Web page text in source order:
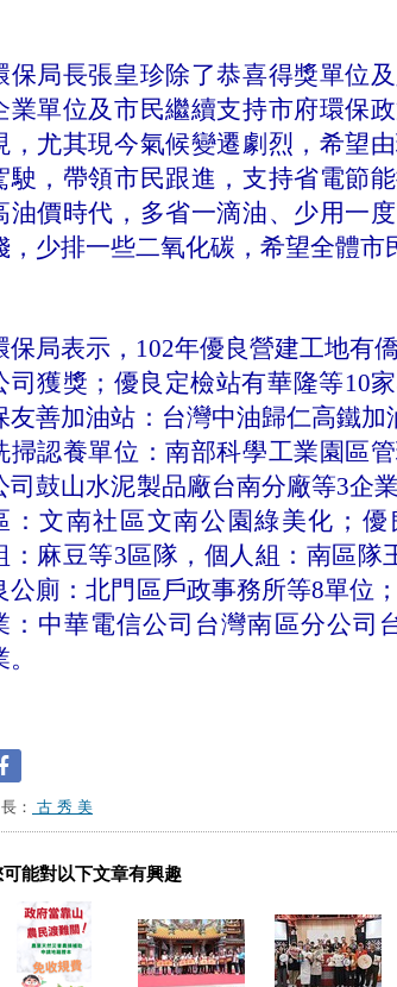
保局長張皇珍除了恭喜得獎單位
業單位及市民繼續支持市府環保
，尤其現今氣候變遷劇烈，希望
駛，帶領市民跟進，支持省電節
油價時代，多省一滴油、少用一
，少排一些二氧化碳，希望全體市
保局表示， 102年優良營建工地有
司獲獎；優良定檢站有華隆等10
友善加油站：台灣中油歸仁高鐵加
掃認養單位：南部科學工業園區
司鼓山水泥製品廠台南分廠等3企
：文南社區文南公園綠美化；優
：麻豆等3區隊，個人組：南區隊
公廁：北門區戶政事務所等8單位
：中華電信公司台灣南區分公司
： 古 秀 美
可能對以下文章有興趣